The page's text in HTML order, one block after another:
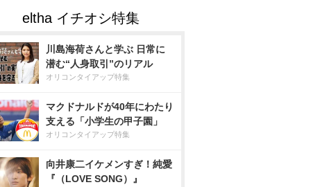
川島海荷さんと学ぶ 日常に
潜む“人身取引”のリアル
オリコンタイアップ特集
マクドナルドが40年にわたり
支える「小学生の甲子園」
オリコンタイアップ特集
向井康二イケメンすぎ！純愛
『（LOVE SONG）』